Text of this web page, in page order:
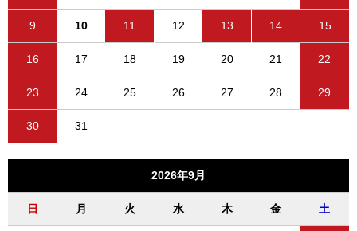
9 10 11 12 13 14 15
16 17 18 19 20 21 22
23 24 25 26 27 28 29
30 31
2026年9月
日 月 火 水 木 金 土